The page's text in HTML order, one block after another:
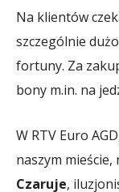
Na klientów
szczególnie
fortuny. Za
bony m.in. na
W RTV Euro
naszym
Czaruje,